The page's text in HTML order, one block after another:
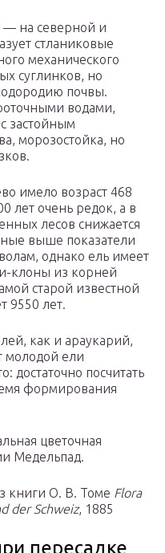
— на северной и
стланиковые
механического
суглинков, но
почвы.
водами,
застойным
морозостойка, но
имело возраст 468
лет очень редок, а в
лесов снижается
выше показатели
однако ель имеет
клоны из корней
старой известной
9550 лет.
как и араукарий,
молодой ели
достаточно посчитать
формирования
цветочная
Медельпад.
книги О. В. Томе Flora
der Schweiz, 1885
пересадке